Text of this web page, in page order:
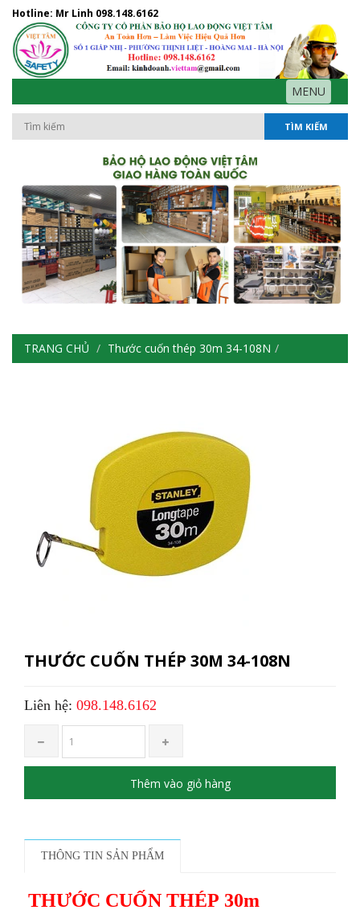
Hotline: Mr Linh 098.148.6162
MENU
TÌM KIẾM
TRANG CHỦ Thước cuốn thép 30m 34-108N
THƯỚC CUỐN THÉP 30M 34-108N
Liên hệ: 098.148.6162
Thêm vào giỏ hàng
THÔNG TIN SẢN PHẨM
THƯỚC CUỐN THÉP 30m